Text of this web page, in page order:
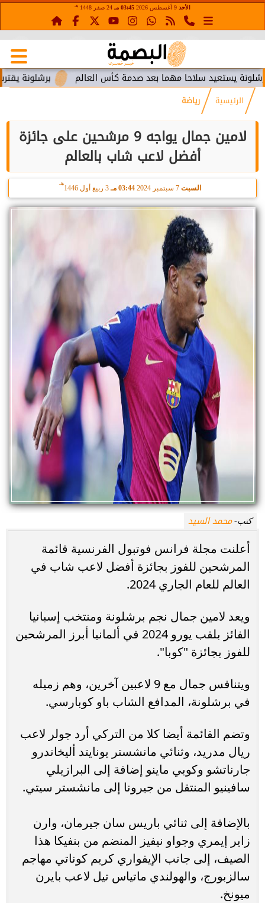
الأحد 03:45 مـ 24 صفر 1448 هـ
برشلونة يقترب من سلاحا مهما بعد صدمة كأس العالم
الرئيسية رياضة
لامين جمال يواجه 9 مرشحين على جائزة
أفضل لاعب شاب بالعالم
السبت 03:44 مـ 3 ربيع أول 1446
هـ
كتب-محمد السيد
أعلنت مجلة فرانس فوتبول الفرنسية قائمة
المرشحين للفوز بجائزة أفضل لاعب شاب في
العالم للعام الجاري 2024.
ويعد لامين جمال نجم برشلونة ومنتخب إسبانيا
الفائز بلقب يورو 2024 في ألمانيا أبرز المرشحين
للفوز بجائزة "كوبا".
ويتنافس جمال مع 9 لاعبين آخرين، وهم زميله
في برشلونة، المدافع الشاب باو كوبارسي.
وتضم القائمة أيضا كلا من التركي أرد جولر لاعب
ريال مدريد، وثنائي مانشستر يونايتد أليخاندرو
جارناتشو وكوبي ماينو إضافة إلى البرازيلي
سافينيو المنتقل من جيرونا إلى مانشستر سيتي.
بالإضافة إلى ثنائي باريس سان جيرمان، وارن
زاير إيمري وجواو نيفيز المنضم من بنفيكا هذا
الصيف، إلى جانب الإيفواري كريم كوناتي مهاجم
سالزبورج، والهولندي ماتياس تيل لاعب بايرن
ميونخ.